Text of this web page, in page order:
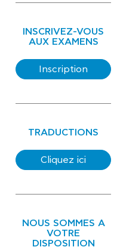
INSCRIVEZ-VOUS
AUX EXAMENS
Inscription
TRADUCTIONS
Cliquez ici
NOUS SOMMES A
VOTRE
DISPOSITION